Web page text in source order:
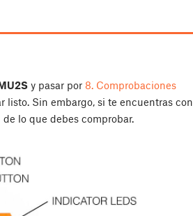
y pasar por 8. Comprobaciones
listo. Sin embargo, si te encuentras con
lo que debes comprobar.